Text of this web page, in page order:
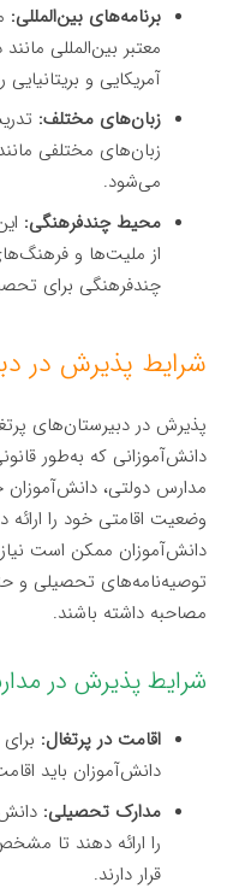
برنامه‌های بین‌المللی:
آمریکایی و بریتانیایی
زبان‌های مختلف:
زبان‌های مختلفی
می‌شود.
محیط چندفرهنگی:
از ملیت‌ها و
چندفرهنگی برای
شرایط پذیرش در
پذیرش در دبیرستان‌های
دانش‌آموزانی که به‌طور
مدارس دولتی، دانش‌آموزان
وضعیت اقامتی خود را
دانش‌آموزان ممکن است
توصیه‌نامه‌های تحصیلی و
مصاحبه داشته باشند.
شرایط پذیرش در
اقامت در پرتغال:
دانش‌آموزان باید
مدارک تحصیلی:
را ارائه دهند تا
قرار دارند.